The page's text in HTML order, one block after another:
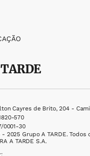
Cayres de Brito, 204 -
570
0001-30
2025 Grupo A TARDE. Todos
A TARDE S.A.